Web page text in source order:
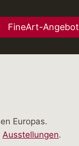
FineArt-Angebot
Europas.
Ausstellungen.